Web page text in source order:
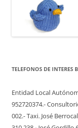
TELEFONOS DE INTERES
Entidad Local
952720374.-
002.- Taxi. José